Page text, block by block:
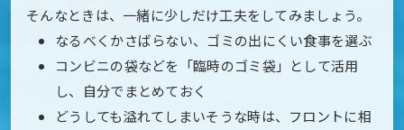
そんなときは、一緒に少しだけ工夫をしてみましょう。
なるべくかさばらない、ゴミの出にくい食事を選ぶ
コンビニの袋などを「臨時のゴミ袋」として活用
し、自分でまとめておく
どうしても溢れてしまいそうな時は、フロントに相